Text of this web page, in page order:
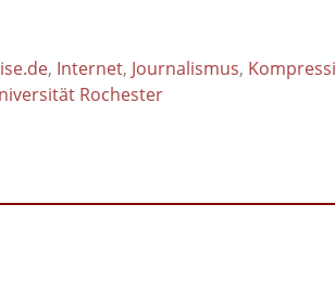
, Internet, Journalismus,
Rochester